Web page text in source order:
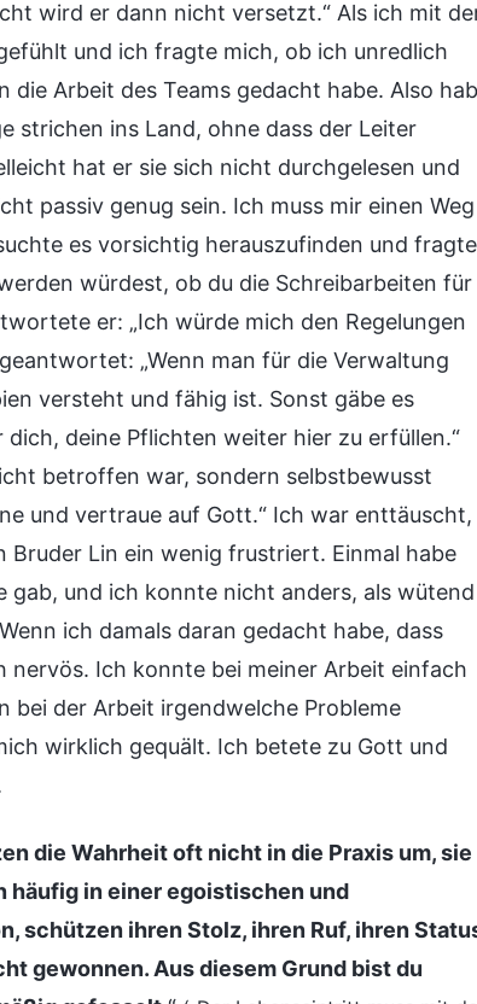
wird er dann nicht versetzt.“ Als ich mit
und ich fragte mich, ob ich unredlich
Arbeit des Teams gedacht habe. Also hab
strichen ins Land, ohne dass der Leiter
hat er sie sich nicht durchgelesen und
passiv genug sein. Ich muss mir einen Weg
es vorsichtig herauszufinden und fragte
würdest, ob du die Schreibarbeiten für
er: „Ich würde mich den Regelungen
„Wenn man für die Verwaltung
versteht und fähig ist. Sonst gäbe es
dich, deine Pflichten weiter hier zu erfüllen.“
betroffen war, sondern selbstbewusst
und vertraue auf Gott.“ Ich war enttäuscht,
Lin ein wenig frustriert. Einmal habe
gab, und ich konnte nicht anders, als wütend
ich damals daran gedacht habe, dass
Ich konnte bei meiner Arbeit einfach
bei der Arbeit irgendwelche Probleme
wirklich gequält. Ich betete zu Gott und
die Wahrheit oft nicht in die Praxis um, sie
häufig in einer egoistischen und
schützen ihren Stolz, ihren Ruf, ihren
gewonnen. Aus diesem Grund bist du